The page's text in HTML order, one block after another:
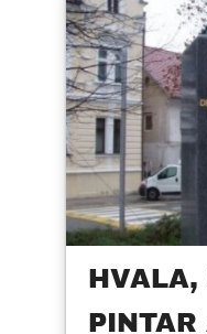
HVALA,
PINTAR